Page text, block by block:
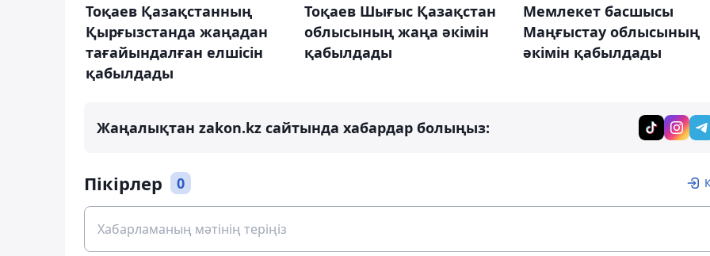
Тоқаев Қазақстанның
Қырғызстанда жаңадан
тағайындалған елшісін
қабылдады
Тоқаев Шығыс Қазақстан
облысының жаңа әкімін
қабылдады
Мемлекет басшысы
Маңғыстау облысының
әкімін қабылдады
Жаңалықтан zakon.kz сайтында хабардар болыңыз:
Пікірлер 0